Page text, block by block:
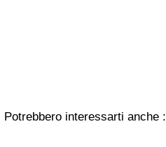
Potrebbero interessarti anche :